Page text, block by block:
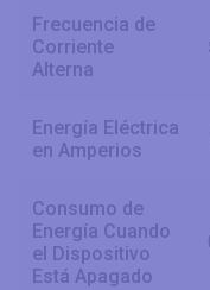
Frecuencia de
Corriente
Alterna
Energía Eléctrica
en Amperios
Consumo de
Energía Cuando
el Dispositivo
Está Apagado